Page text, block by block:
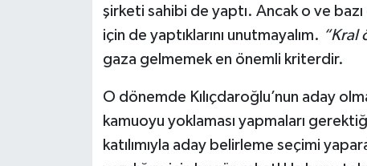
şirketi sahibi de yaptı. Ancak o ve
için de yaptıklarını unutmayalım. “Kral
gaza gelmemek en önemli kriterdir.
O dönemde Kılıçdaroğlu’nun aday
kamuoyu yoklaması yapmaları
katılımıyla aday belirleme seçimi